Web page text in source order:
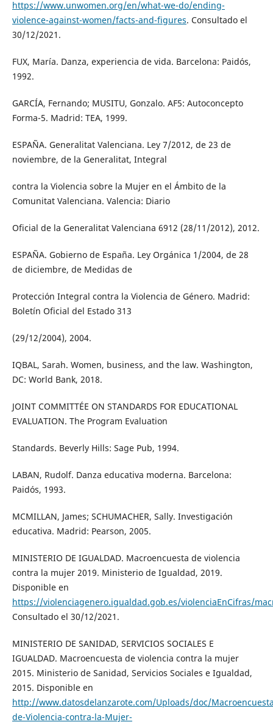
https://www.unwomen.org/en/what-we-do/ending-
violence-against-women/facts-and-figures. Consultado el
30/12/2021.
FUX, María. Danza, experiencia de vida. Barcelona: Paidós,
1992.
GARCÍA, Fernando; MUSITU, Gonzalo. AF5: Autoconcepto
Forma-5. Madrid: TEA, 1999.
ESPAÑA. Generalitat Valenciana. Ley 7/2012, de 23 de
noviembre, de la Generalitat, Integral
contra la Violencia sobre la Mujer en el Ámbito de la
Comunitat Valenciana. Valencia: Diario
Oficial de la Generalitat Valenciana 6912 (28/11/2012), 2012.
ESPAÑA. Gobierno de España. Ley Orgánica 1/2004, de 28
de diciembre, de Medidas de
Protección Integral contra la Violencia de Género. Madrid:
Boletín Oficial del Estado 313
(29/12/2004), 2004.
IQBAL, Sarah. Women, business, and the law. Washington,
DC: World Bank, 2018.
JOINT COMMITTÉE ON STANDARDS FOR EDUCATIONAL
EVALUATION. The Program Evaluation
Standards. Beverly Hills: Sage Pub, 1994.
LABAN, Rudolf. Danza educativa moderna. Barcelona:
Paidós, 1993.
MCMILLAN, James; SCHUMACHER, Sally. Investigación
educativa. Madrid: Pearson, 2005.
MINISTERIO DE IGUALDAD. Macroencuesta de violencia
contra la mujer 2019. Ministerio de Igualdad, 2019.
Disponible en
https://violenciagenero.igualdad.gob.es/violenciaEnCifras/
Consultado el 30/12/2021.
MINISTERIO DE SANIDAD, SERVICIOS SOCIALES E
IGUALDAD. Macroencuesta de violencia contra la mujer
2015. Ministerio de Sanidad, Servicios Sociales e Igualdad,
2015. Disponible en
http://www.datosdelanzarote.com/Uploads/doc/
de-Violencia-contra-la-Mujer-